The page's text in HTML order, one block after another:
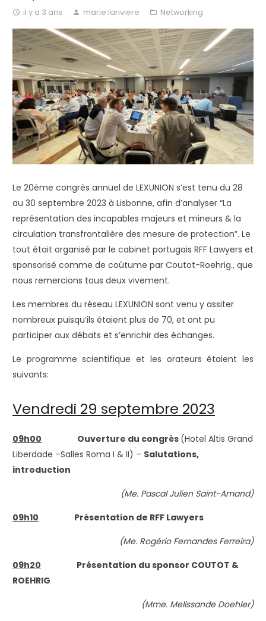
access_time il y a 3 ans person marie.lariviere folder_open Networking
Le 20ème congrès annuel de LEXUNION s’est tenu du 28
au 30 septembre 2023 à Lisbonne, afin d’analyser “La
représentation des incapables majeurs et mineurs & la
circulation transfrontalière des mesure de protection”. Le
tout était organisé par le cabinet portugais RFF Lawyers et
sponsorisé comme de coûtume par Coutot-Roehrig., que
nous remercions tous deux vivement.
Les membres du réseau LEXUNION sont venu y assiter
nombreux puisqu’ils étaient plus de 70, et ont pu
participer aux débats et s’enrichir des échanges.
Le programme scientifique et les orateurs étaient les
suivants:
Vendredi 29 septembre 2023
09h00 Ouverture du congrès (Hotel Altis Grand
Liberdade –Salles Roma I & II) – Salutations,
introduction
(Me. Pascal Julien Saint-Amand)
09h10
Présentation de RFF Lawyers
(Me. Rogério Fernandes Ferreira)
09h20
Présentation du sponsor COUTOT &
ROEHRIG
(Mme. Melissande Doehler)